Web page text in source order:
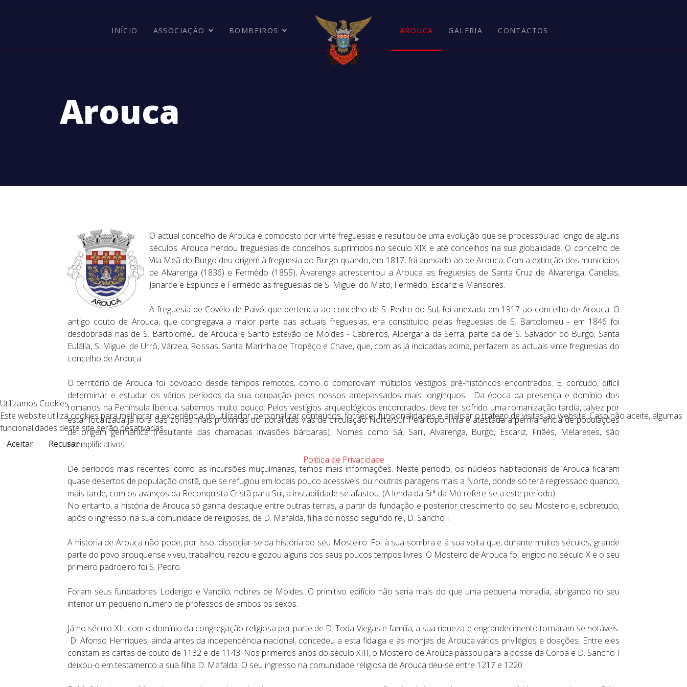
INÍCIO ASSOCIAÇÃO BOMBEIROS AROUCA GALERIA CONTACTOS
Arouca
O actual concelho de Arouca é composto por vinte freguesias e resultou de uma evolução que se processou ao longo de alguns
séculos. Arouca herdou freguesias de concelhos suprimidos no século XIX e até concelhos na sua globalidade. O concelho de
Vila Meã do Burgo deu origem à freguesia do Burgo quando, em 1817, foi anexado ao de Arouca. Com a extinção dos municípios
de Alvarenga (1836) e Fermêdo (1855), Alvarenga acrescentou a Arouca as freguesias de Santa Cruz de Alvarenga, Canelas,
Janarde e Espiunca e Fermêdo as freguesias de S. Miguel do Mato, Fermêdo, Escariz e Mansores.
A freguesia de Covêlo de Paivó, que pertencia ao concelho de S. Pedro do Sul, foi anexada em 1917 ao concelho de Arouca. O
antigo couto de Arouca, que congregava a maior parte das actuais freguesias, era constituído pelas freguesias de S. Bartolomeu - em 1846 foi
desdobrada nas de S. Bartolomeu de Arouca e Santo Estêvão de Moldes - Cabreiros, Albergaria da Serra, parte da de S. Salvador do Burgo, Santa
Eulália, S. Miguel de Urrô, Várzea, Rossas, Santa Marinha de Tropêço e Chave, que, com as já indicadas acima, perfazem as actuais vinte freguesias do
concelho de Arouca.
O território de Arouca foi povoado desde tempos remotos, como o comprovam múltiplos vestígios pré-históricos encontrados. É, contudo, difícil
determinar e estudar os vários períodos da sua ocupação pelos nossos antepassados mais longínquos. Da época da presença e domínio dos
romanos na Península Ibérica, sabemos muito pouco. Pelos vestígios arqueológicos encontrados, deve ter sofrido uma romanização tardia, talvez por
estar localizada já fora das zonas mais próximas do litoral das vias de circulação Norte/Sul. Pela toponímia é atestada a permanência de populações
de origem germânica (resultante das chamadas invasões bárbaras). Nomes como Sá, Saril, Alvarenga, Burgo, Escariz, Friães, Melareses, são
exemplificativos.
De períodos mais recentes, como as incursões muçulmanas, temos mais informações. Neste período, os núcleos habitacionais de Arouca ficaram
quase desertos de população cristã, que se refugiou em locais pouco acessíveis ou noutras paragens mais a Norte, donde só terá regressado quando,
mais tarde, com os avanços da Reconquista Cristã para Sul, a instabilidade se afastou. (A lenda da Srª da Mó refere-se a este período).
No entanto, a história de Arouca só ganha destaque entre outras terras, a partir da fundação e posterior crescimento do seu Mosteiro e, sobretudo,
após o ingresso, na sua comunidade de religiosas, de D. Mafalda, filha do nosso segundo rei, D. Sancho I.
A história de Arouca não pode, por isso, dissociar-se da história do seu Mosteiro. Foi à sua sombra e à sua volta que, durante muitos séculos, grande
parte do povo arouquense viveu, trabalhou, rezou e gozou alguns dos seus poucos tempos livres. O Mosteiro de Arouca foi erigido no século X e o seu
primeiro padroeiro foi S. Pedro.
Foram seus fundadores Loderigo e Vandilo, nobres de Moldes. O primitivo edifício não seria mais do que uma pequena moradia, abrigando no seu
interior um pequeno número de professos de ambos os sexos.
Já no século XII, com o domínio da congregação religiosa por parte de D. Toda Viegas e família, a sua riqueza e engrandecimento tornaram-se notáveis.
D. Afonso Henriques, ainda antes da independência nacional, concedeu a esta fidalga e às monjas de Arouca vários privilégios e doações. Entre eles
constam as cartas de couto de 1132 e de 1143. Nos primeiros anos do século XIII, o Mosteiro de Arouca passou para a posse da Coroa e D. Sancho I
deixou-o em testamento a sua filha D. Mafalda. O seu ingresso na comunidade religiosa de Arouca deu-se entre 1217 e 1220.
Utilizamos Cookies
Este website utiliza cookies para melhorar a experiência do utilizador, personalizar conteúdos, fornecer funcionalidades e analisar o tráfego de visitas ao website. Caso não aceite, algumas
funcionalidades deste site serão desativadas.
Aceitar
Recusar
Política de Privacidade